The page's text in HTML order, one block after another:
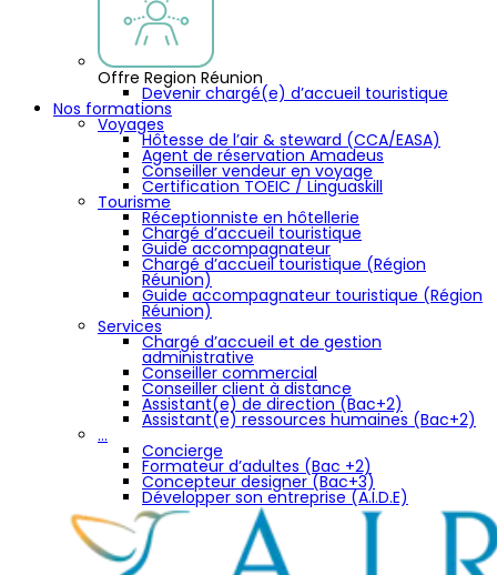
Offre Region Réunion
Devenir chargé(e) d’accueil touristique
Nos formations
Voyages
Hôtesse de l’air & steward (CCA/EASA)
Agent de réservation Amadeus
Conseiller vendeur en voyage
Certification TOEIC / Linguaskill
Tourisme
Réceptionniste en hôtellerie
Chargé d’accueil touristique
Guide accompagnateur
Chargé d’accueil touristique (Région
Réunion)
Guide accompagnateur touristique (Région
Réunion)
Services
Chargé d’accueil et de gestion
administrative
Conseiller commercial
Conseiller client à distance
Assistant(e) de direction (Bac+2)
Assistant(e) ressources humaines (Bac+2)
…
Concierge
Formateur d’adultes (Bac +2)
Concepteur designer (Bac+3)
Développer son entreprise (A.I.D.E)